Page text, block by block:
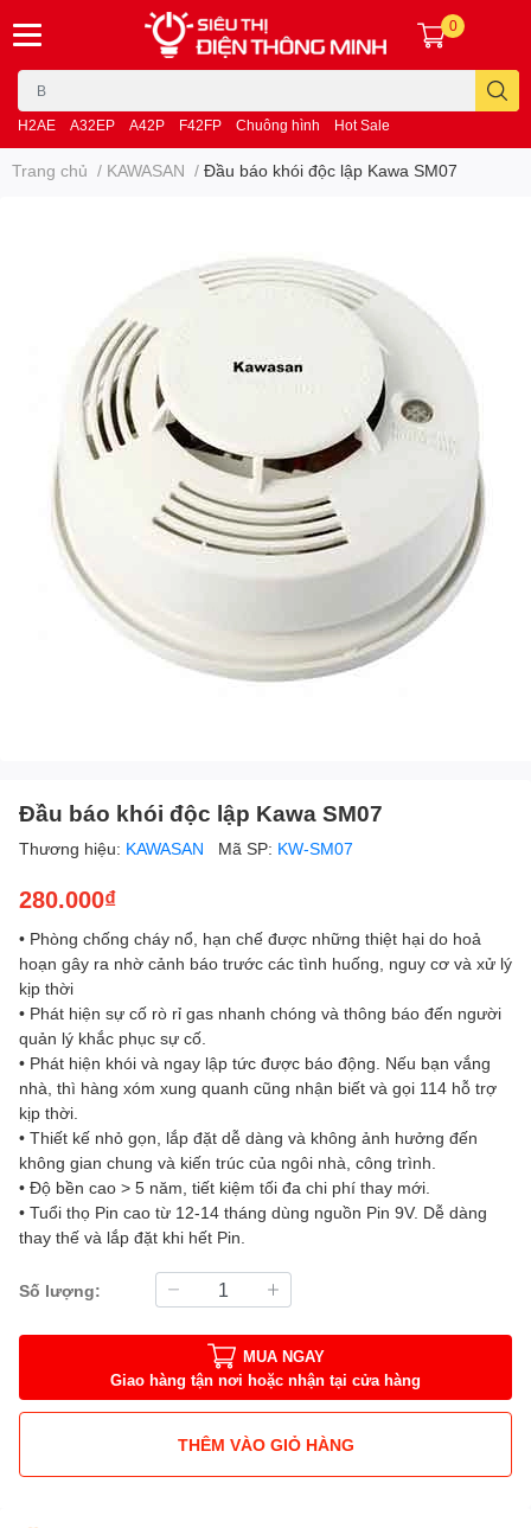
H2AE A32EP A42P F42FP Chuông hình Hot Sale
0
Trang chủ / KAWASAN / Đầu báo khói độc lập Kawa SM07
Đầu báo khói độc lập Kawa SM07
Thương hiệu: KAWASAN Mã SP: KW-SM07
280.000₫
• Phòng chống cháy nổ, hạn chế được những thiệt hại do hoả
hoạn gây ra nhờ cảnh báo trước các tình huống, nguy cơ và xử lý
kịp thời
• Phát hiện sự cố rò rỉ gas nhanh chóng và thông báo đến người
quản lý khắc phục sự cố.
• Phát hiện khói và ngay lập tức được báo động. Nếu bạn vắng
nhà, thì hàng xóm xung quanh cũng nhận biết và gọi 114 hỗ trợ
kịp thời.
• Thiết kế nhỏ gọn, lắp đặt dễ dàng và không ảnh hưởng đến
không gian chung và kiến trúc của ngôi nhà, công trình.
• Độ bền cao > 5 năm, tiết kiệm tối đa chi phí thay mới.
• Tuổi thọ Pin cao từ 12-14 tháng dùng nguồn Pin 9V. Dễ dàng
thay thế và lắp đặt khi hết Pin.
Số lượng:
MUA NGAY
Giao hàng tận nơi hoặc nhận tại cửa hàng
THÊM VÀO GIỎ HÀNG